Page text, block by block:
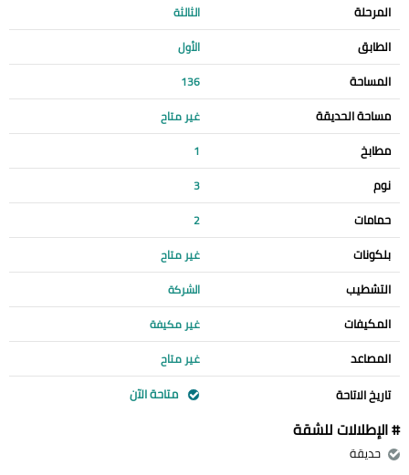
المرحلة الثالثة
الطابق الأول
المساحة 136
مساحة الحديقة غير متاح
مطابخ 1
نوم 3
حمامات 2
بلكونات غير متاح
التشطيب الشركة
المكيفات غير مكيفة
المصاعد غير متاح
تاريخ الاتاحة متاحة الآن
# الإطلالات للشقة
حديقة